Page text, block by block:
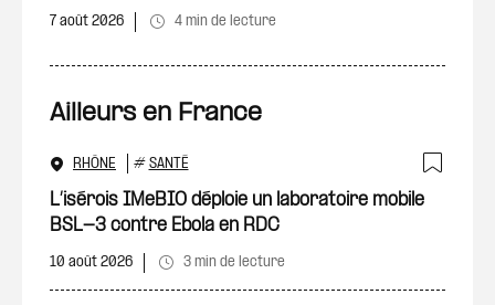
7 août 2026 4 min de lecture
Ailleurs en France
RHÔNE # SANTÉ
L’isérois IMeBIO déploie un laboratoire mobile
BSL-3 contre Ebola en RDC
10 août 2026 3 min de lecture